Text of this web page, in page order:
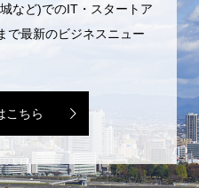
など)でのIT・スタートア
で最新のビジネスニュー
こちら